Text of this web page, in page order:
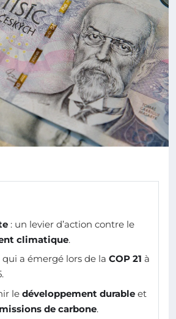
: un levier d’action contre le
climatique.
a émergé lors de la COP 21 à
le développement durable et
de carbone.